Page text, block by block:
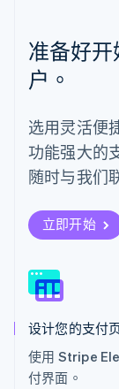
准备好
户。
选用灵活便
功能强大的
随时与我们
立即开始
设计您的支付
使用 Stripe
付界面。
挪威
English
葡萄牙
日本
日本語
瑞典
Svenska
瑞士
塞浦路斯
English
English
斯洛文尼亚
泰国
希腊
English